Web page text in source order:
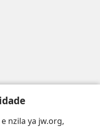
nzila ya jw.org,